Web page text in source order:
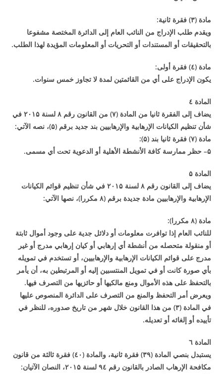
مادة (۳) فقرة ثانية:
ويقدم طلب الإدراج من النائب العام إلى الدائرة المختصة مشفوعا
بالتحقيقات أو المستندات أو التحريات أو المعلومات المؤيدة لهذا الطلب.
مادة (٤) فقرة أولى
:
يكون الإدراج على أي من القائمتين لمدة لا تجاوز خمس سنوات.
المادة ٤
يضاف إلى الفقرة ثانيا من المادة (۷) من القانون رقم۸ لسنة۲۰۱۵ في
شأن تنظيم الكيانات الإرهابية والإرهابيين بند جديد برقم (۵) ، نصه الآتي:
مادة (۷) فقرة ثانيا بند (۵):
۵–حظر ممارسة كافة الأنشطة الأهلية أو الدعوية تحت أي مسمى.
المادة۵
يضاف إلى القانون رقم۸ لسنة۲۰۱۵ في شأن تنظيم قوائم الكيانات
الإرهابية والإرهابيين مادة جديدة برقم (۸ مكررا)، نصها الآتي:
مادة (۸ مكررا):
للنائب العام إذا توافرت معلومات أو دلائل جدية على وجود أموال ثابتة
أو منقولة متحصله من أنشطة أي إرهابي أو كيان إرهابي مدرج أو غير
مدرج على قوائم الكيانات الإرهابية والإرهابيين، أو تستخدم في تمويله
بأي صورة كانت أو في تمويل المنتسبين إليه أو المرتبطين به، أن يأمر
بالتحفظ على هذه الأموال ومنع مالكيها أو حائزيها من التصرف فيها.
ويعرض أمر التحفظ والمنع من التصرف على الدائرة المنصوص عليها
في المادة (۳) من هذا القانون خلال شهر من تاريخ صدوره، للنظر في
تأييده أو إلغائه أو تعديله.
المادة ٦
يستبدل بنصي المادة (۳۹) فقرة ثانية، والمادة (٤۰)
فقرة ثالثة من قانون
مكافحة الإرهاب الصادر بالقانون رقم
۹٤ لسنة ۲۰۱۵، النصان الآتيان: